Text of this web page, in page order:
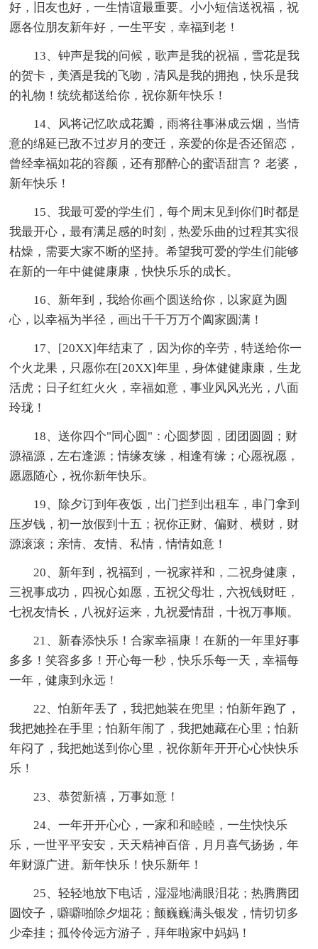
好，旧友也好，一生情谊最重要。小小短信送祝福，祝
愿各位朋友新年好，一生平安，幸福到老！
13、钟声是我的问候，歌声是我的祝福，雪花是我
的贺卡，美酒是我的飞吻，清风是我的拥抱，快乐是我
的礼物！统统都送给你，祝你新年快乐！
14、风将记忆吹成花瓣，雨将往事淋成云烟，当情
意的绵延已敌不过岁月的变迁，亲爱的你是否还留恋，
曾经幸福如花的容颜，还有那醉心的蜜语甜言？ 老婆，
新年快乐！
15、我最可爱的学生们，每个周末见到你们时都是
我最开心，最有满足感的时刻，热爱乐曲的过程其实很
枯燥，需要大家不断的坚持。希望我可爱的学生们能够
在新的一年中健健康康，快快乐乐的成长。
16、新年到，我给你画个圆送给你，以家庭为圆
心，以幸福为半径，画出千千万万个阖家圆满！
17、[20XX]年结束了，因为你的辛劳，特送给你一
个火龙果，只愿你在[20XX]年里，身体健健康康，生龙
活虎；日子红红火火，幸福如意，事业风风光光，八面
玲珑！
18、送你四个"同心圆"：心圆梦圆，团团圆圆；财
源福源，左右逢源；情缘友缘，相逢有缘；心愿祝愿，
愿愿随心，祝你新年快乐。
19、除夕订到年夜饭，出门拦到出租车，串门拿到
压岁钱，初一放假到十五；祝你正财、偏财、横财，财
源滚滚；亲情、友情、私情，情情如意！
20、新年到，祝福到，一祝家祥和，二祝身健康，
三祝事成功，四祝心如愿，五祝父母壮，六祝钱财旺，
七祝友情长，八祝好运来，九祝爱情甜，十祝万事顺。
21、新春添快乐！合家幸福康！在新的一年里好事
多多！笑容多多！开心每一秒，快乐乐每一天，幸福每
一年，健康到永远！
22、怕新年丢了，我把她装在兜里；怕新年跑了，
我把她拴在手里；怕新年闹了，我把她藏在心里；怕新
年闷了，我把她送到你心里，祝你新年开开心心快快乐
乐！
23、恭贺新禧，万事如意！
24、一年开开心心，一家和和睦睦，一生快快乐
乐，一世平平安安，天天精神百倍，月月喜气扬扬，年
年财源广进。新年快乐！快乐新年！
25、轻轻地放下电话，湿湿地满眼泪花；热腾腾团
圆饺子，噼噼啪除夕烟花；颤巍巍满头银发，情切切多
少牵挂；孤伶伶远方游子，拜年啦家中妈妈！